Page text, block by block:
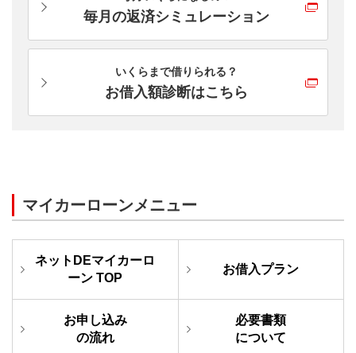
毎月の返済シミュレーション
いくらまで借りられる？
お借入額診断はこちら
マイカーローンメニュー
ネットDEマイカーロ
ーン TOP
お借入プラン
お申し込み
の流れ
必要書類
について